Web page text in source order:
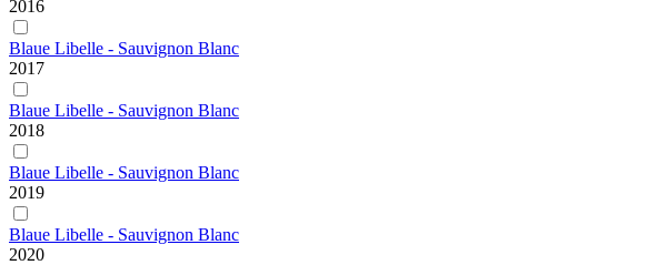
2016
Blaue Libelle - Sauvignon Blanc
2017
Blaue Libelle - Sauvignon Blanc
2018
Blaue Libelle - Sauvignon Blanc
2019
Blaue Libelle - Sauvignon Blanc
2020